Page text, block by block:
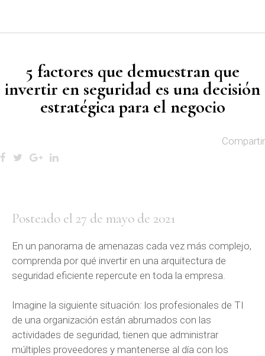
5 factores que demuestran que
invertir en seguridad es una decisión
estratégica para el negocio
Compartir
Posteado el 27 de mayo de 2021
En un panorama de amenazas cada vez más complejo,
comprenda por qué invertir en una arquitectura de
seguridad eficiente repercute en toda la empresa.
Imagine la siguiente situación: los profesionales de TI
de una organización están abrumados con las
actividades de seguridad, tienen que administrar
múltiples proveedores y mantenerse al día con los